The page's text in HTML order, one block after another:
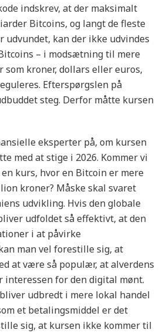
indskrev, at der maksimalt
Bitcoins, og langt de fleste
kan der ikke udvindes
– i modsætning til mere
kroner, dollars eller euros,
Efterspørgslen på
steg. Derfor måtte kursen
eksperter på, om kursen
med at stige i 2026. Kommer vi
kurs, hvor en Bitcoin er mere
kroner? Måske skal svaret
udvikling. Hvis den globale
udfoldet så effektivt, at den
i at påvirke
man vel forestille sig, at
at være så populær, at alverdens
interessen for den digital mønt.
udbredt i mere lokal handel
et betalingsmiddel er det
sig, at kursen ikke kommer til